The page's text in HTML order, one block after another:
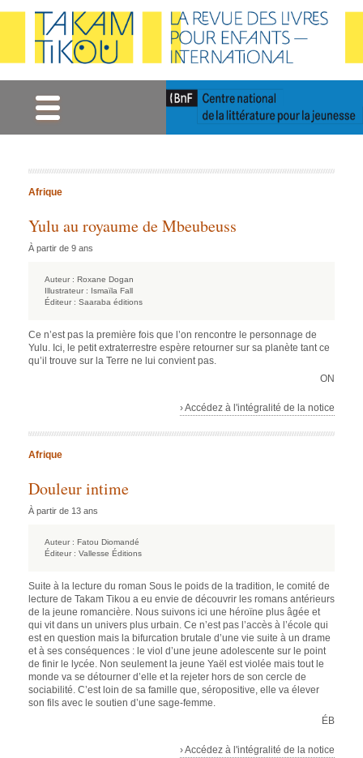
Afrique
Yulu au royaume de Mbeubeuss
À partir de 9 ans
Auteur : Roxane Dogan
Illustrateur : Ismaïla Fall
Éditeur : Saaraba éditions
Ce n’est pas la première fois que l’on rencontre le personnage de
Yulu. Ici, le petit extraterrestre espère retourner sur sa planète tant ce
qu’il trouve sur la Terre ne lui convient pas.
ON
› Accédez à l'intégralité de la notice
Afrique
Douleur intime
À partir de 13 ans
Auteur : Fatou Diomandé
Éditeur : Vallesse Éditions
Suite à la lecture du roman Sous le poids de la tradition, le comité de
lecture de Takam Tikou a eu envie de découvrir les romans antérieurs
de la jeune romancière. Nous suivons ici une héroïne plus âgée et
qui vit dans un univers plus urbain. Ce n’est pas l’accès à l’école qui
est en question mais la bifurcation brutale d’une vie suite à un drame
et à ses conséquences : le viol d’une jeune adolescente sur le point
de finir le lycée. Non seulement la jeune Yaël est violée mais tout le
monde va se détourner d’elle et la rejeter hors de son cercle de
sociabilité. C’est loin de sa famille que, séropositive, elle va élever
son fils avec le soutien d’une sage-femme.
ÉB
› Accédez à l'intégralité de la notice